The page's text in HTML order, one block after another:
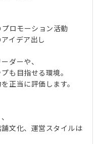
ロモーション活動
イデア出し
ダーや、
も目指せる環境。
正当に評価します。
文化、運営スタイルは